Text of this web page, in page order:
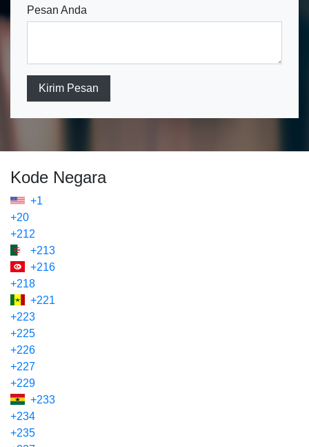
Pesan Anda
Kirim Pesan
Kode Negara
+1
+20
+212
+213
+216
+218
+221
+223
+225
+226
+227
+229
+233
+234
+235